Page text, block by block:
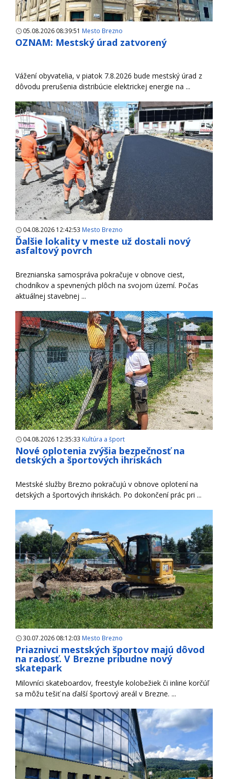
05.08.2026 08:39:51 Mesto Brezno
OZNAM: Mestský úrad zatvorený
Vážení obyvatelia, v piatok 7.8.2026 bude mestský úrad z
dôvodu prerušenia distribúcie elektrickej energie na ...
04.08.2026 12:42:53 Mesto Brezno
Ďalšie lokality v meste už dostali nový
asfaltový povrch
Breznianska samospráva pokračuje v obnove ciest,
chodníkov a spevnených plôch na svojom území. Počas
aktuálnej stavebnej ...
04.08.2026 12:35:33 Kultúra a šport
Nové oplotenia zvýšia bezpečnosť na
detských a športových ihriskách
Mestské služby Brezno pokračujú v obnove oplotení na
detských a športových ihriskách. Po dokončení prác pri ...
30.07.2026 08:12:03 Mesto Brezno
Priaznivci mestských športov majú dôvod
na radosť. V Brezne pribudne nový
skatepark
Milovníci skateboardov, freestyle kolobežiek či inline korčúľ
sa môžu tešiť na ďalší športový areál v Brezne. ...